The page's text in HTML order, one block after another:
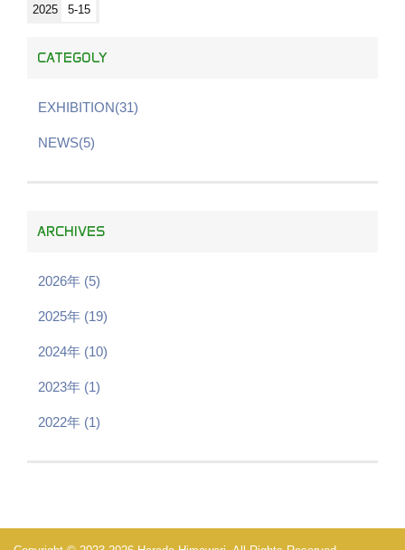
2025 5-15
CATEGOLY
EXHIBITION(31)
NEWS(5)
ARCHIVES
2026年 (5)
2025年 (19)
2024年 (10)
2023年 (1)
2022年 (1)